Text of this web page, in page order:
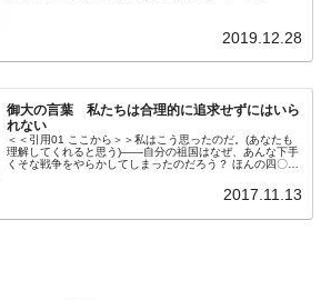
2019.12.28
御大の言葉 私たちは合理的に追求せずにはいら
れない
＜＜引用01 ここから＞＞私はこう思ったのだ。(あなたも
理解してくれると思う)――自分の祖国はなぜ、あんな下手
くそな戦争をやらかしてしまったのだろう？ ほんの四〇年
2017.11.13